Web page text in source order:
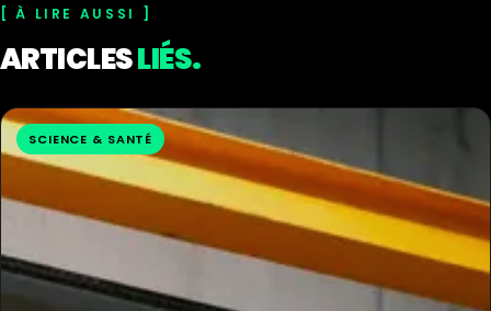
À LIRE AUSSI
ARTICLESLIÉS.
SCIENCE & SANTÉ